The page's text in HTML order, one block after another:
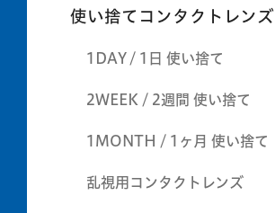
使い捨てコンタクトレンズ
1DAY / 1日 使い捨て
2WEEK / 2週間 使い捨て
1MONTH / 1ヶ月 使い捨て
乱視用コンタクトレンズ